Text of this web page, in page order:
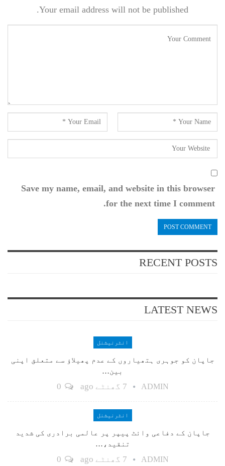
Your email address will not be published.
Save my name, email, and website in this browser
for the next time I comment.
RECENT POSTS
LATEST NEWS
انٹرنیشنل
جاپان کو جوہری ہتھیاروں کے عدم پھیلاؤ سے متعلق اپنی
بین…
ADMIN 7 گھنٹے ago
انٹرنیشنل
جاپان کے دفاعی وائٹ پیپر پر عالمی برادری کی شدید
تنقید،…
ADMIN 7 گھنٹے ago